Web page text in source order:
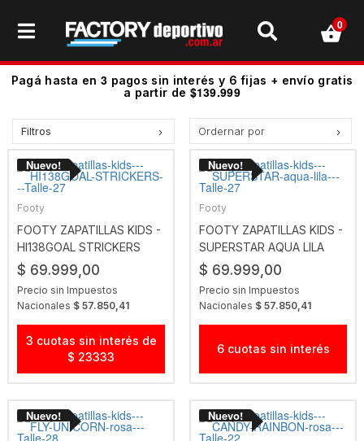
Pagá hasta en 3 pagos sin interés y 6 fijas + envío gratis
a partir de $139.999
0
Filtros
Ordernar por
Precio más alto.
Los más vendidos
Mejor Valoradas
A - Z
Z - A
Fecha de lanzamiento
Mejor Descuento
Footy
FOOTY ZAPATILLAS KIDS -
HI138GOAL STRICKERS
$ 69.999,00
Precio sin Impuestos
Nacionales $ 57.850,41
3 cuotas sin interés de
$ 23333
Footy
FOOTY ZAPATILLAS KIDS -
SUPERSTAR AQUA LILA
$ 69.999,00
Precio sin Impuestos
Nacionales $ 57.850,41
6 cuotas sin interés